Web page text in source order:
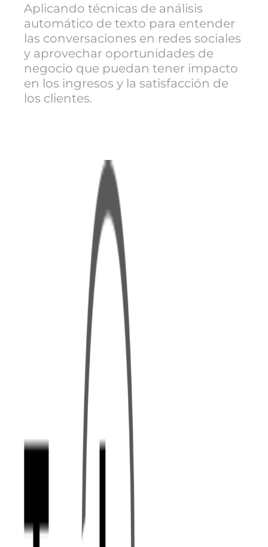
Aplicando técnicas de análisis
automático de texto para entender
las conversaciones en redes sociales
y aprovechar oportunidades de
negocio que puedan tener impacto
en los ingresos y la satisfacción de
los clientes.